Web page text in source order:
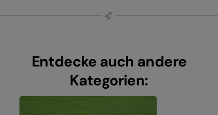
Entdecke auch andere
Kategorien: